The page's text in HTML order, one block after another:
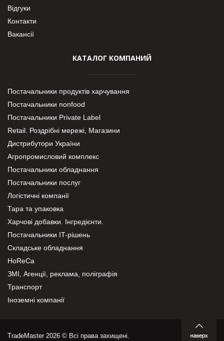
Відгуки
Контакти
Вакансії
КАТАЛОГ КОМПАНИЙ
Постачальники продуктів харчування
Постачальники nonfood
Постачальники Private Label
Retail. Роздрібні мережі, Магазини
Дистрибутори України
Агропромисловий комплекс
Постачальники обладнання
Постачальники послуг
Логістичні компанії
Тара та упаковка
Харчові добавки. Інгредієнти.
Постачальники IT-рішень
Складське обладнання
HoReCa
ЗМІ, Агенції, реклама, поліграфія
Транспорт
Іноземні компанії
TradeMaster 2026 © Всі права захищені.